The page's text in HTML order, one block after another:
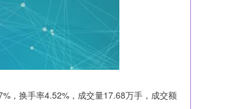
，换手率4.52%，成交量17.68万手，成交额